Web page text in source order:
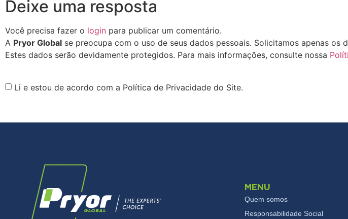
Deixe uma resposta
Você precisa fazer o login para publicar um comentário.
A Pryor Global se preocupa com o uso de seus dados pessoais. Solicitamos apenas
Estes dados serão devidamente protegidos. Para mais informações, consulte nossa
Li e estou de acordo com a Política de Privacidade do Site.
MENU
Quem somos
Responsabilidade Social